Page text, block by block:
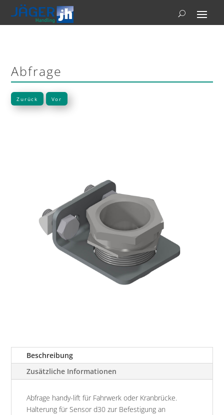
Abfrage
Zurück Vor
Beschreibung
Zusätzliche Informationen
Abfrage handy-lift für Fahrwerk oder Kranbrücke.
Halterung für Sensor d30 zur Befestigung an